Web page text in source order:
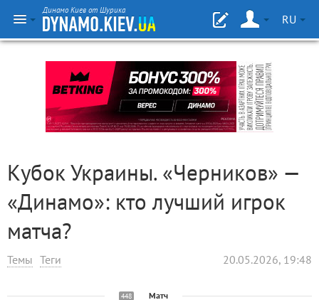
Динамо Киев от Шурика
RU
Кубок Украины. «Черников» —
«Динамо»: кто лучший игрок
матча?
Темы Теги 20.05.2026, 19:48
448 Матч